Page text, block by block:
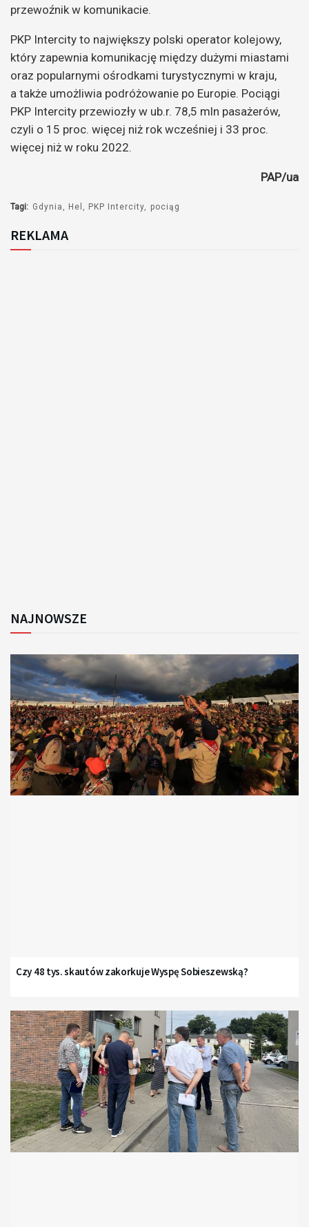
przewoźnik w komunikacie.
PKP Intercity to największy polski operator kolejowy,
który zapewnia komunikację między dużymi miastami
oraz popularnymi ośrodkami turystycznymi w kraju,
a także umożliwia podróżowanie po Europie. Pociągi
PKP Intercity przewiozły w ub.r. 78,5 mln pasażerów,
czyli o 15 proc. więcej niż rok wcześniej i 33 proc.
więcej niż w roku 2022.
PAP/ua
Tagi: Gdynia Hel PKP Intercity pociąg
REKLAMA
NAJNOWSZE
Czy 48 tys. skautów zakorkuje Wyspę Sobieszewską?